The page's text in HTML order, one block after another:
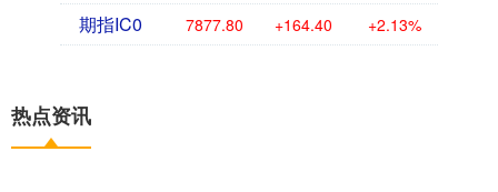
期指IC0 7877.80 +164.40 +2.13%
热点资讯